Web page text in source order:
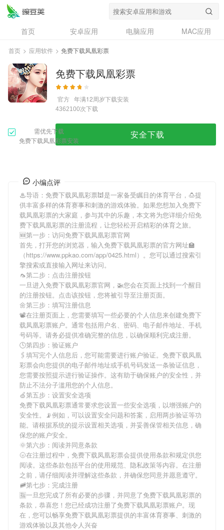
首页 安卓应用 电脑应用
MAC应用
资讯
专题
问答
首页 > 应用软件 > 免费下载凤凰彩票
免费下载凤凰彩票
官方 年满12周岁下载安装
4362100次下载
需优先下载
免费下载凤凰彩票安装
安全下载
小编点评
♨导语： 免费下载凤凰彩票🕍是一家备受瞩目的体育平台，🍮提
供丰富多样的体育赛事和刺激的游戏体验。如果您想加入免费下
载凤凰彩票的大家庭，参与其中的乐趣，本文将为您详细介绍免
费下载凤凰彩票的注册流程，让您轻松开启精彩的体育之旅。
🆕第一步：访问免费下载凤凰彩票官网
首先，打开您的浏览器，输入免费下载凤凰彩票的官方网址🏫
（https://www.ppkao.com/app/0425.html）。您可以通过搜索引
擎搜索或直接输入网址来访问。
🦟第二步：点击注册按钮
一旦进入免费下载凤凰彩票官网，🚁您会在页面上找到一个醒目
的注册按钮。点击该按钮，您将被引导至注册页面。
🌼第三步：填写注册信息
📽在注册页面上，您需要填写一些必要的个人信息来创建免费下
载凤凰彩票账户。通常包括用户名、密码、电子邮件地址、手机
号码等。请务必提供准确完整的信息，以确保顺利完成注册。
🕓第四步：验证账户
🖇填写完个人信息后，您可能需要进行账户验证。 免费下载凤凰
彩票会向您提供的电子邮件地址或手机号码发送一条验证信息，
您需要按照提示进行验证操作。这有助于确保账户的安全性，并
防止不法分子滥用您的个人信息。
🍏第五步：设置安全选项
免费下载凤凰彩票通常要求您设置一些安全选项，以增强账户的
安全性。📡例如，可以设置安全问题和答案，启用两步验证等功
能。请根据系统的提示设置相关选项，并妥善保管相关信息，确
保您的账户安全。
🌞第六步：阅读并同意条款
🌝在注册过程中， 免费下载凤凰彩票会提供使用条款和规定供您
阅读。这些条款包括平台的使用规范、隐私政策等内容。在注册
之前，请仔细阅读并理解这些条款，并确保您同意并愿意遵守。
🚞第七步：完成注册
🈯一旦您完成了所有必要的步骤，并同意了免费下载凤凰彩票的
条款，恭喜您！您已经成功注册了免费下载凤凰彩票账户。现
在，您可以畅享免费下载凤凰彩票提供的丰富体育赛事、刺激的
游戏体验以及其他令人兴奋